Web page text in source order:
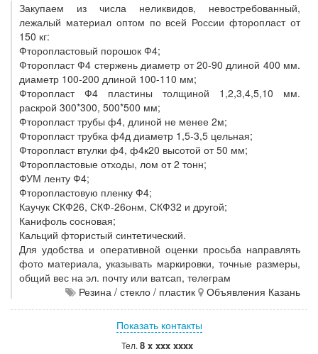
Закупаем из числа неликвидов, невостребованный,
лежалый материал оптом по всей России фторопласт от
150 кг:
Фторопластовый порошок Ф4;
Фторопласт Ф4 стержень диаметр от 20-90 длиной 400 мм.
диаметр 100-200 длиной 100-110 мм;
Фторопласт Ф4 пластины толщиной 1,2,3,4,5,10 мм.
раскрой 300*300, 500*500 мм;
Фторопласт трубы ф4, длиной не менее 2м;
Фторопласт трубка ф4д диаметр 1,5-3,5 цельная;
Фторопласт втулки ф4, ф4к20 высотой от 50 мм;
Фторопластовые отходы, лом от 2 тонн;
ФУМ ленту Ф4;
Фторопластовую пленку Ф4;
Каучук СКФ26, СКФ-26онм, СКФ32 и другой;
Канифоль сосновая;
Кальций фтористый синтетический.
Для удобства и оперативной оценки просьба направлять
фото материала, указывать маркировки, точные размеры,
общий вес на эл. почту или ватсап, телеграм
Резина / стекло / пластик
Объявления Казань
Показать контакты
Тел. 8 x xxx xxxx